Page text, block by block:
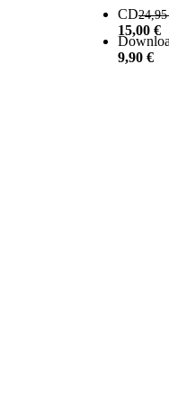
CD
15,00 €
9,90 €